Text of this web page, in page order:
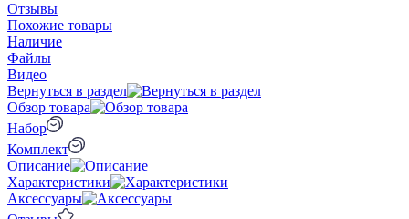
Отзывы
Похожие товары
Наличие
Файлы
Видео
Вернуться в раздел
Обзор товара
Набор
Комплект
Описание
Характеристики
Аксессуары